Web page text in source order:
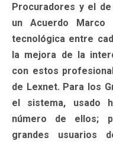
Procuradores y el
un Acuerdo Marco
tecnológica entre
la mejora de la
con estos
de Lexnet. Para los
el sistema, usado
número de ellos;
grandes usuarios